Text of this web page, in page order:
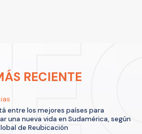
RECIENTE
entre los mejores países para
una nueva vida en Sudamérica, según
de Reubicación